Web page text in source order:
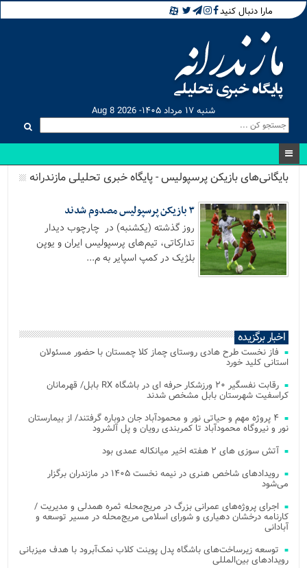
مارا دنبال کنید
شنبه ۱۷ مرداد ۱۴۰۵- Aug 8 2026
بایگانی‌های بازیکن پرسپولیس - پایگاه خبری تحلیلی مازندرانه
۳ بازیکن پرسپولیس مصدوم شدند
روز گذشته (یکشنبه) در چارچوب دیدار
تدارکاتی، تیم‌های پرسپولیس ایران و یوپن
بلژیک در کمپ اسپایر به م...
اخبار برگزیده
فاز نخست طرح هادی روستای چماز کلا چمستان با حضور مسئولان
استانی کلید خورد
رقابت نفسگیر ۲۰ ورزشکار حرفه ای در باشگاه RX بابل/ قهرمانان
کراسفیت شهرستان بابل مشخص شدند
۴ پروژه مهم و حیاتی نور و محمودآباد جان دوباره گرفتند/ از بیمارستان
نور و نیروگاه محمودآباد تا کمربندی رویان و پل آلشرود
آتش‌ سوزی‌ های ۲ هفته اخیر میانکاله عمدی بود
رویدادهای شاخص هنری در نیمه نخست ۱۴۰۵ در مازندران برگزار
می‌شود
اجرای پروژه‌های عمرانی بزرگ در مریج‌محله ثمره همدلی و مدیریت /
کارنامه درخشان دهیاری و شورای اسلامی مریج‌محله در مسیر توسعه و
آبادانی
توسعه زیرساخت‌های باشگاه پدل پوینت کلاب نمک‌آبرود با هدف میزبانی
رویدادهای بین‌المللی